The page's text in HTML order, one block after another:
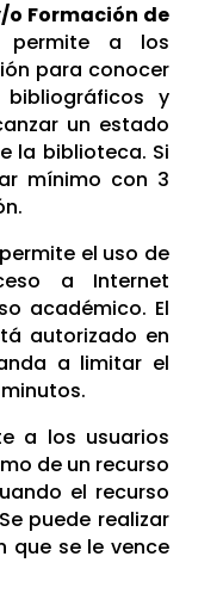
o Formación de
permite a los
para conocer
y
un estado
la biblioteca. Si
mínimo con 3
el uso de
a Internet
académico. El
autorizado en
a limitar el
a los usuarios
de un recurso
el recurso
puede realizar
que se le vence